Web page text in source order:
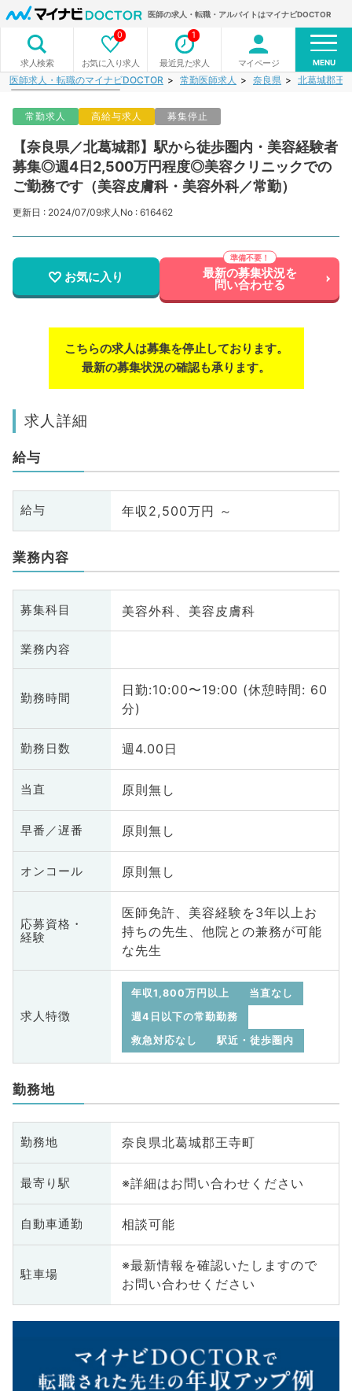
医師の求人・転職・アルバイトはマイナビDOCTOR
求人検索 お気に入り求人
0
最近見た求人
1
マイページ MENU
医師求人・転職のマイナビDOCTOR 常勤医師求人 奈良県 北葛城郡王
常勤求人 高給与求人 募集停止
【奈良県／北葛城郡】駅から徒歩圏内・美容経験者
募集◎週4日2,500万円程度◎美容クリニックでの
ご勤務です（美容皮膚科・美容外科／常勤）
更新日 : 2024/07/09求人No : 616462
お気に入り 最新の募集状況を
問い合わせる
こちらの求人は募集を停止しております。
最新の募集状況の確認も承ります。
求人詳細
給与
給与 年収2,500万円 ～
業務内容
募集科目 美容外科、美容皮膚科
業務内容
勤務時間
日勤:10:00〜19:00 (休憩時間: 60
分)
勤務日数 週4.00日
当直 原則無し
早番／遅番 原則無し
オンコール 原則無し
応募資格・
経験
医師免許、美容経験を3年以上お
持ちの先生、他院との兼務が可能
な先生
求人特徴
年収1,800万円以上
当直なし
週4日以下の常勤勤務
救急対応なし
駅近・徒歩圏内
勤務地
勤務地 奈良県北葛城郡王寺町
最寄り駅 ※詳細はお問い合わせください
自動車通勤 相談可能
駐車場
※最新情報を確認いたしますので
お問い合わせください